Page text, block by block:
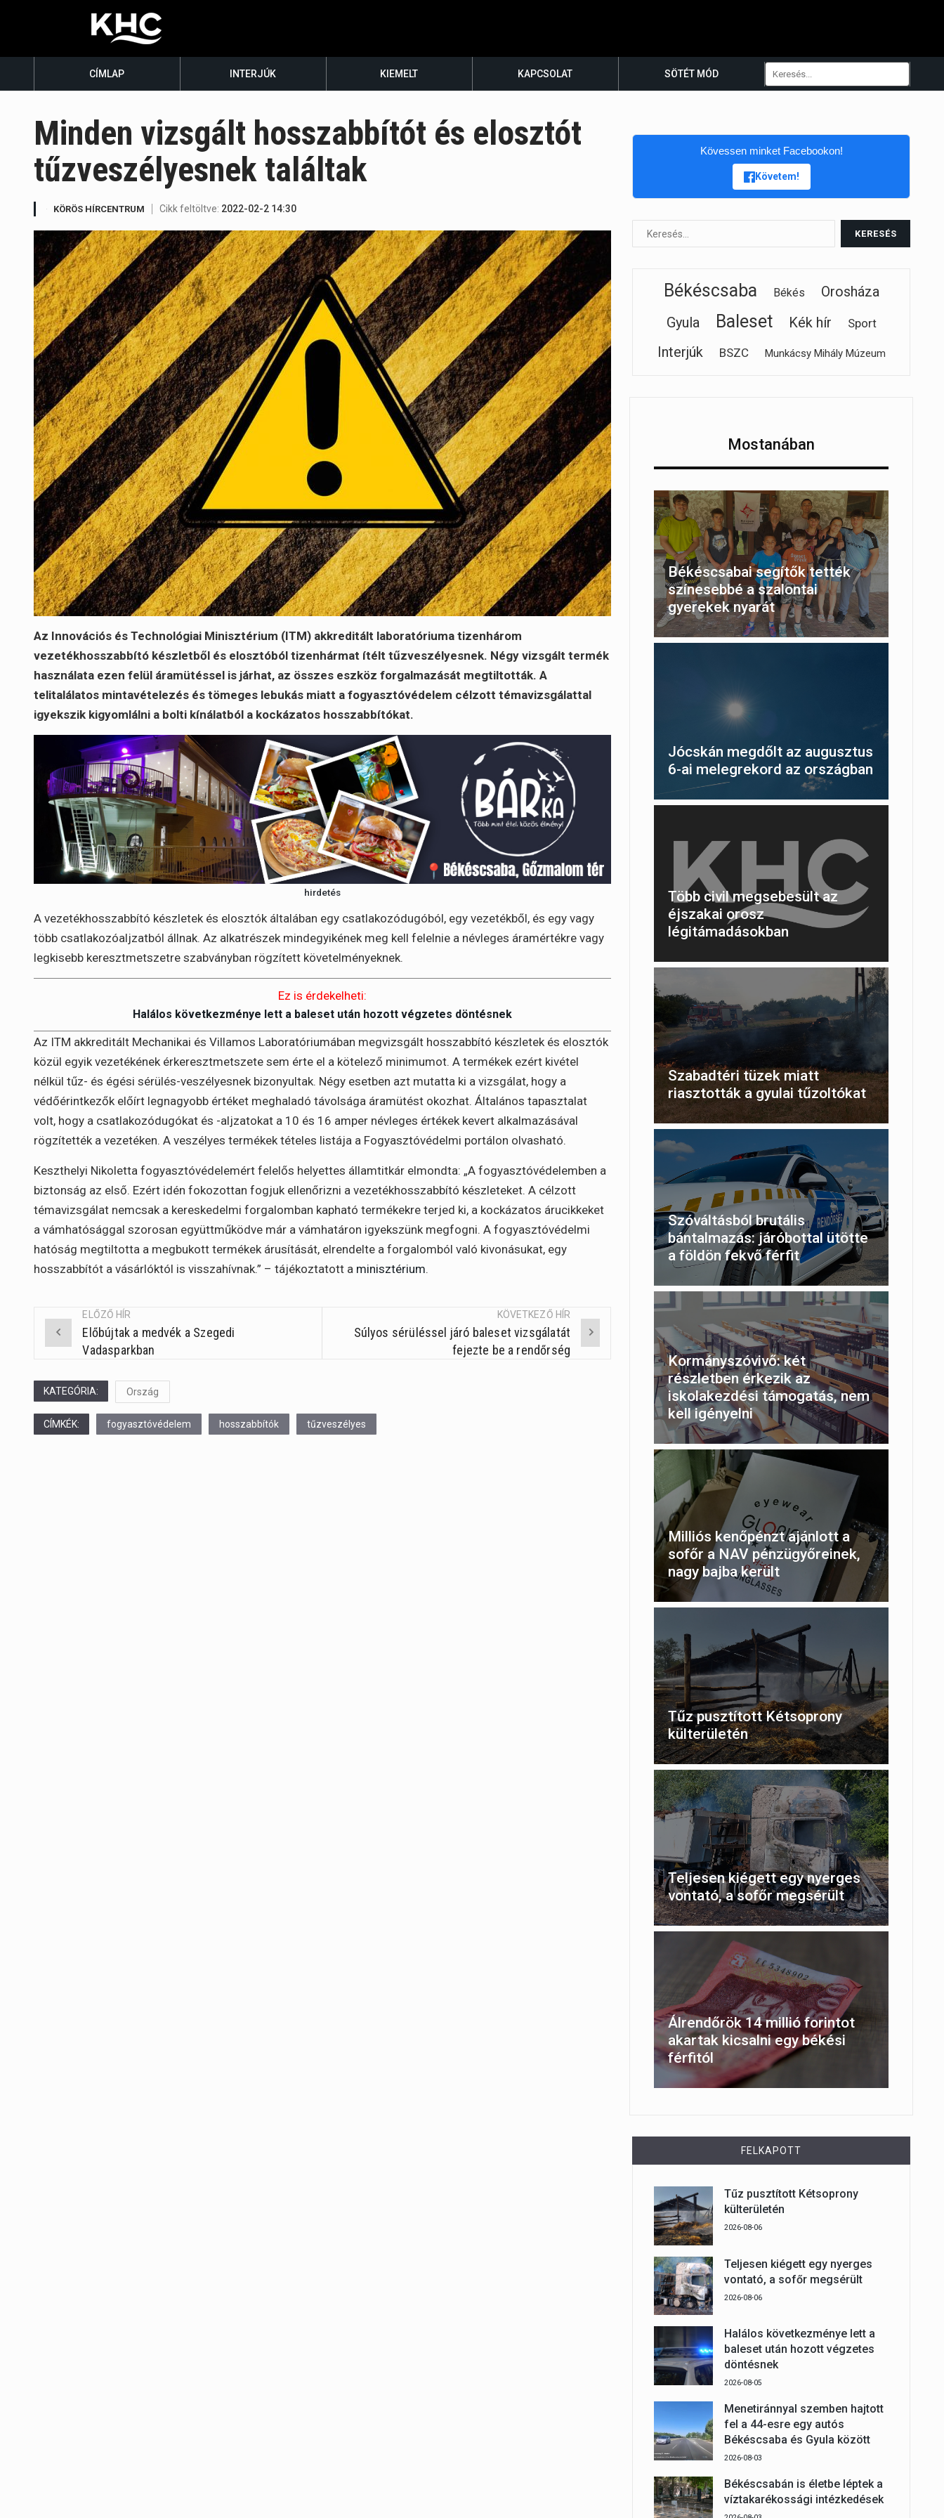
CÍMLAP INTERJÚK KIEMELT KAPCSOLAT SÖTÉT MÓD
Minden vizsgált hosszabbítót és elosztót
tűzveszélyesnek találtak
KÖRÖS HÍRCENTRUM Cikk feltöltve: 2022-02-2 14:30
Az Innovációs és Technológiai Minisztérium (ITM) akkreditált laboratóriuma tizenhárom
vezetékhosszabbító készletből és elosztóból tizenhármat ítélt tűzveszélyesnek. Négy vizsgált termék
használata ezen felül áramütéssel is járhat, az összes eszköz forgalmazását megtiltották. A
telitalálatos mintavételezés és tömeges lebukás miatt a fogyasztóvédelem célzott témavizsgálattal
igyekszik kigyomlálni a bolti kínálatból a kockázatos hosszabbítókat.
hirdetés
A vezetékhosszabbító készletek és elosztók általában egy csatlakozódugóból, egy vezetékből, és egy vagy
több csatlakozóaljzatból állnak. Az alkatrészek mindegyikének meg kell felelnie a névleges áramértékre vagy
legkisebb keresztmetszetre szabványban rögzített követelményeknek.
Ez is érdekelheti:
Halálos következménye lett a baleset után hozott végzetes döntésnek
Az ITM akkreditált Mechanikai és Villamos Laboratóriumában megvizsgált hosszabbító készletek és elosztók
közül egyik vezetékének érkeresztmetszete sem érte el a kötelező minimumot. A termékek ezért kivétel
nélkül tűz- és égési sérülés-veszélyesnek bizonyultak. Négy esetben azt mutatta ki a vizsgálat, hogy a
védőérintkezők előírt legnagyobb értéket meghaladó távolsága áramütést okozhat. Általános tapasztalat
volt, hogy a csatlakozódugókat és -aljzatokat a 10 és 16 amper névleges értékek kevert alkalmazásával
rögzítették a vezetéken. A veszélyes termékek tételes listája a Fogyasztóvédelmi portálon olvasható.
Keszthelyi Nikoletta fogyasztóvédelemért felelős helyettes államtitkár elmondta: „A fogyasztóvédelemben a
biztonság az első. Ezért idén fokozottan fogjuk ellenőrizni a vezetékhosszabbító készleteket. A célzott
témavizsgálat nemcsak a kereskedelmi forgalomban kapható termékekre terjed ki, a kockázatos árucikkeket
a vámhatósággal szorosan együttműködve már a vámhatáron igyekszünk megfogni. A fogyasztóvédelmi
hatóság megtiltotta a megbukott termékek árusítását, elrendelte a forgalomból való kivonásukat, egy
hosszabbítót a vásárlóktól is visszahívnak.” – tájékoztatott a minisztérium.
Post
ELŐZŐ HÍR
Előbújtak a medvék a Szegedi
Vadasparkban
KÖVETKEZŐ HÍR
Súlyos sérüléssel járó baleset vizsgálatát
fejezte be a rendőrség
KATEGÓRIA: Ország
CÍMKÉK: fogyasztóvédelem hosszabbítók tűzveszélyes
Kövessen minket Facebookon!
Követem!
Békéscsaba Békés
Orosháza
Gyula
Baleset Kék hír Sport
Interjúk BSZC Munkácsy Mihály Múzeum
Mostanában
Békéscsabai segítők tették
színesebbé a szalontai
gyerekek nyarát
Jócskán megdőlt az augusztus
6-ai melegrekord az országban
Több civil megsebesült az
éjszakai orosz
légitámadásokban
Szabadtéri tüzek miatt
riasztották a gyulai tűzoltókat
Szóváltásból brutális
bántalmazás: járóbottal ütötte
a földön fekvő férfit
Kormányszóvivő: két
részletben érkezik az
iskolakezdési támogatás, nem
kell igényelni
Milliós kenőpénzt ajánlott a
sofőr a NAV pénzügyőreinek,
nagy bajba került
Tűz pusztított Kétsoprony
külterületén
Teljesen kiégett egy nyerges
vontató, a sofőr megsérült
Álrendőrök 14 millió forintot
akartak kicsalni egy békési
férfitól
FELKAPOTT
Tűz pusztított Kétsoprony
külterületén
2026-08-06
Teljesen kiégett egy nyerges
vontató, a sofőr megsérült
2026-08-06
Halálos következménye lett a
baleset után hozott végzetes
döntésnek
2026-08-05
Menetiránnyal szemben hajtott
fel a 44-esre egy autós
Békéscsaba és Gyula között
2026-08-03
Békéscsabán is életbe léptek a
víztakarékossági intézkedések